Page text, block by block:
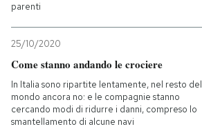
parenti
25/10/2020
Come stanno andando le crociere
In Italia sono ripartite lentamente, nel resto del
mondo ancora no: e le compagnie stanno
cercando modi di ridurre i danni, compreso lo
smantellamento di alcune navi